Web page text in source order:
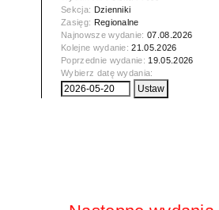
Sekcja: Dzienniki
Zasięg: Regionalne
Najnowsze wydanie:07.08.2026
Kolejne wydanie:21.05.2026
Poprzednie wydanie: 19.05.2026
Wybierz datę wydania: